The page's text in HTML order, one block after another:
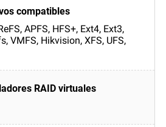
APFS, HFS+, Ext4, Ext3,
VMFS, Hikvision, XFS, UFS,